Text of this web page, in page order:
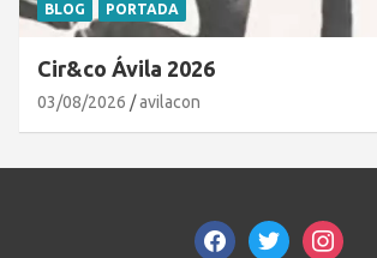
BLOG PORTADA
Cir&co Ávila 2026
03/08/2026 avilacon
facebooktwitterinstagram